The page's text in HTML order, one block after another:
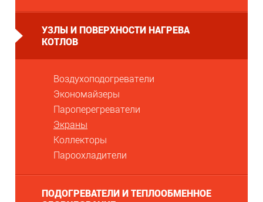
УЗЛЫ И ПОВЕРХНОСТИ НАГРЕВА
КОТЛОВ
Воздухоподогреватели
Экономайзеры
Пароперегреватели
Экраны
Коллекторы
Пароохладители
ПОДОГРЕВАТЕЛИ И ТЕПЛООБМЕННОЕ